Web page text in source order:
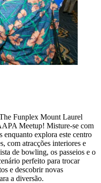
Funplex Mount Laurel
Meetup! Misture-se com
enquanto explora este centro
com atracções interiores e
de bowling, os passeios e o
perfeito para trocar
e descobrir novas
a diversão.